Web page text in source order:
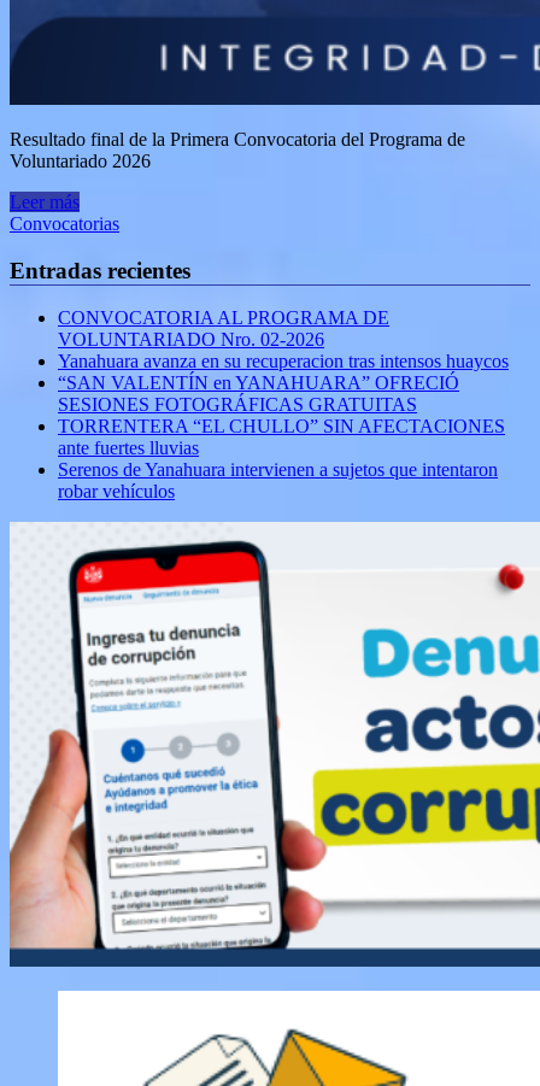
Resultado final de la Primera Convocatoria del Programa de
Voluntariado 2026
Leer más
Convocatorias
Entradas recientes
CONVOCATORIA AL PROGRAMA DE
VOLUNTARIADO Nro. 02-2026
Yanahuara avanza en su recuperacion tras intensos huaycos
“SAN VALENTÍN en YANAHUARA” OFRECIÓ
SESIONES FOTOGRÁFICAS GRATUITAS
TORRENTERA “EL CHULLO” SIN AFECTACIONES
ante fuertes lluvias
Serenos de Yanahuara intervienen a sujetos que intentaron
robar vehículos